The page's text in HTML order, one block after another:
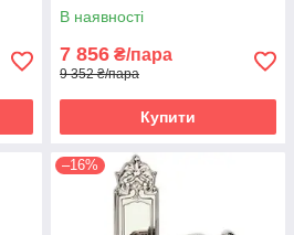
В наявності
7 856 ₴/пара
9 352 ₴/пара
Купити
–16%